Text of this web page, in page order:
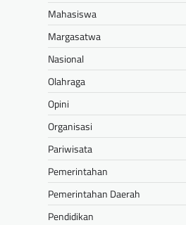
Mahasiswa
Margasatwa
Nasional
Olahraga
Opini
Organisasi
Pariwisata
Pemerintahan
Pemerintahan Daerah
Pendidikan